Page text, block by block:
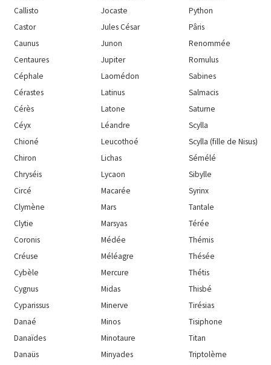
Callisto
Castor
Caunus
Centaures
Céphale
Cérastes
Cérès
Céyx
Chioné
Chiron
Chryséis
Circé
Clymène
Clytie
Coronis
Créuse
Cybèle
Cygnus
Cyparissus
Danaé
Danaïdes
Danaüs
Jocaste
Jules César
Junon
Jupiter
Laomédon
Latinus
Latone
Léandre
Leucothoé
Lichas
Lycaon
Macarée
Mars
Marsyas
Médée
Méléagre
Mercure
Midas
Minerve
Minos
Minotaure
Minyades
Python
Pâris
Renommée
Romulus
Sabines
Salmacis
Saturne
Scylla
Scylla (fille de Nisus)
Sémélé
Sibylle
Syrinx
Tantale
Térée
Thémis
Thésée
Thétis
Thisbé
Tirésias
Tisiphone
Titan
Triptolème